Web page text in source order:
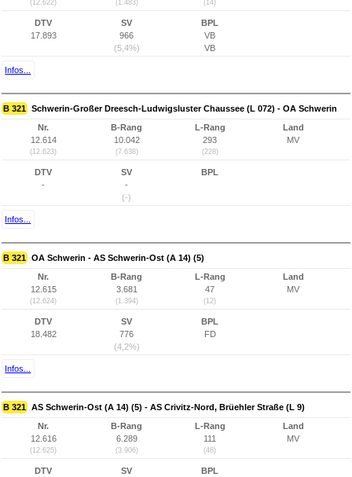
(12.622) (1.483) (14)
DTV
17.893
SV
966
(5,4%)
BPL
VB
VB
Infos...
B 321 Schwerin-Großer Dreesch-Ludwigsluster Chaussee (L 072) - OA Schwerin
Nr.
12.614
(12.623)
B-Rang
10.042
(7.638)
L-Rang
293
(228)
Land
MV
DTV
-
SV
-
(-)
BPL
Infos...
B 321 OA Schwerin - AS Schwerin-Ost (A 14) (5)
Nr.
12.615
(12.624)
B-Rang
3.681
(1.394)
L-Rang
47
(12)
Land
MV
DTV
18.482
SV
776
(4,2%)
BPL
FD
Infos...
B 321 AS Schwerin-Ost (A 14) (5) - AS Crivitz-Nord, Brüehler Straße (L 9)
Nr.
12.616
(12.625)
B-Rang
6.289
(3.906)
L-Rang
111
(48)
Land
MV
DTV
SV
BPL